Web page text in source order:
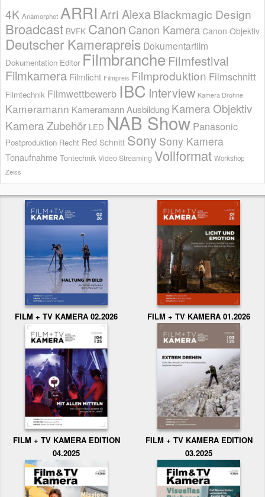
4K Anamorphot ARRI Arri AlexaBlackmagic Design
Broadcast BVFK Canon Canon Kamera Canon Objektiv
Deutscher Kamerapreis Dokumentarfilm
Dokumentation Editor Filmbranche Filmfestival
Filmkamera Filmlicht Filmpreis Filmproduktion Filmschnitt
Filmtechnik Filmwettbewerb IBC Interview Kamera Drohne
Kameramann Kameramann Ausbildung Kamera Objektiv
Kamera Zubehör LED NAB Show Panasonic
Postproduktion Recht Red Schnitt Sony Sony Kamera
Tonaufnahme Tontechnik Video Streaming Vollformat Workshop
Zeiss
FILM + TV KAMERA 02.2026 FILM + TV KAMERA 01.2026
FILM + TV KAMERA EDITION
04.2025
FILM + TV KAMERA EDITION
03.2025